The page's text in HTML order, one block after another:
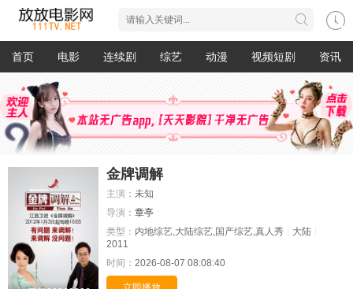
首页 电影 连续剧 综艺 动漫 视频短剧 资讯
金牌调解
主演： 未知
导演： 章亭
类型： 内地综艺,大陆综艺,国产综艺,真人秀
大陆
2011
时间： 2026-08-07 08:08:40